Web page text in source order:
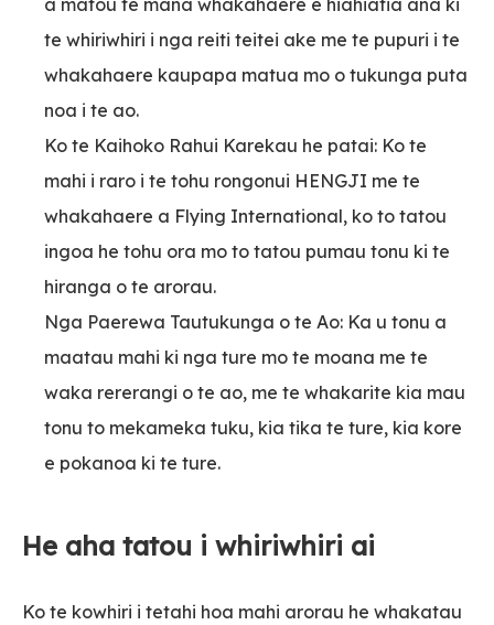
te whiriwhiri i nga reiti teitei ake me te pupuri i te
whakahaere kaupapa matua mo o tukunga puta
noa i te ao.
Ko te Kaihoko Rahui Karekau he patai: Ko te
mahi i raro i te tohu rongonui HENGJI me te
whakahaere a Flying International, ko to tatou
ingoa he tohu ora mo to tatou pumau tonu ki te
hiranga o te arorau.
Nga Paerewa Tautukunga o te Ao: Ka u tonu a
maatau mahi ki nga ture mo te moana me te
waka rererangi o te ao, me te whakarite kia mau
tonu to mekameka tuku, kia tika te ture, kia kore
e pokanoa ki te ture.
He aha tatou i whiriwhiri ai
Ko te kowhiri i tetahi hoa mahi arorau he whakatau